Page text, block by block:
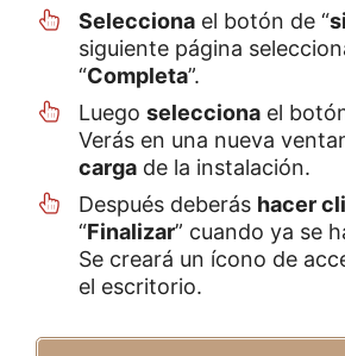
Selecciona el botón de “
siguiente página
“Completa”.
Luego selecciona el
Verás en una nueva
carga de la instalación.
Después deberás hacer
“Finalizar” cuando ya se
Se creará un ícono de
el escritorio.